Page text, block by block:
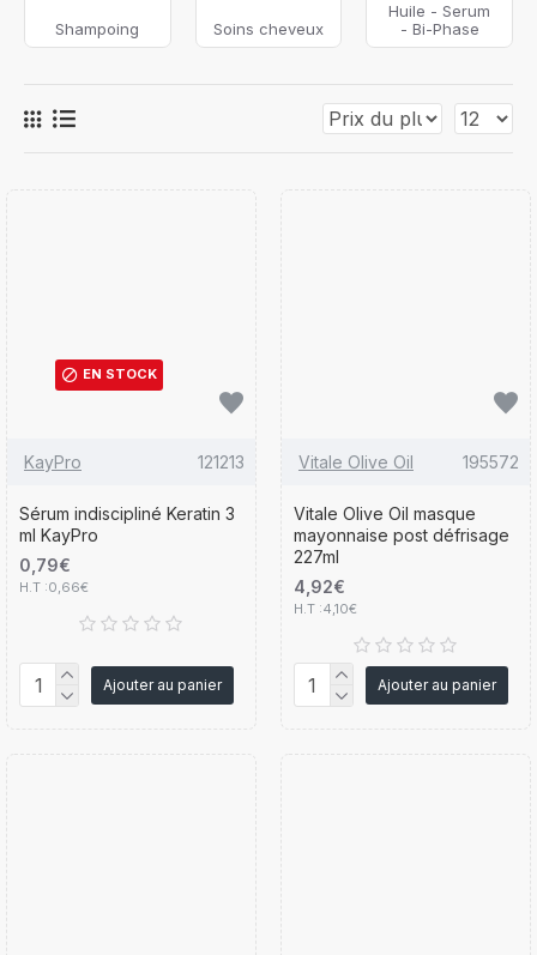
Shampoing Soins cheveux
Huile - Serum
- Bi-Phase
EN STOCK
KayPro 121213
Sérum indiscipliné Keratin 3
ml KayPro
0,79€
H.T :0,66€
Ajouter au panier
Vitale Olive Oil 195572
Vitale Olive Oil masque
mayonnaise post défrisage
227ml
4,92€
H.T :4,10€
Ajouter au panier